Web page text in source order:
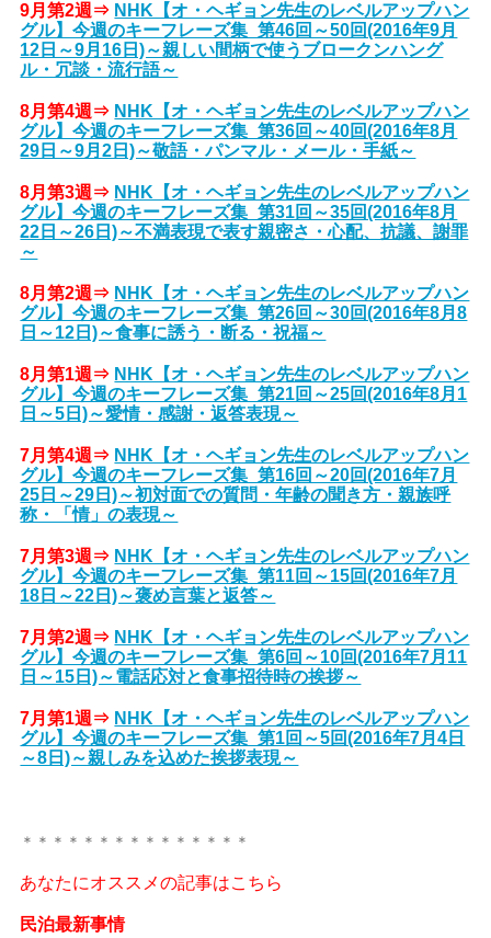
9月第2週⇒ NHK【オ・ヘギョン先生のレベルアップハン
グル】今週のキーフレーズ集_第46回～50回(2016年9月
12日～9月16日)～親しい間柄で使うブロークンハング
ル・冗談・流行語～
8月第4週⇒ NHK【オ・ヘギョン先生のレベルアップハン
グル】今週のキーフレーズ集_第36回～40回(2016年8月
29日～9月2日)～敬語・パンマル・メール・手紙～
8月第3週⇒ NHK【オ・ヘギョン先生のレベルアップハン
グル】今週のキーフレーズ集_第31回～35回(2016年8月
22日～26日)～不満表現で表す親密さ・心配、抗議、謝罪
～
8月第2週⇒ NHK【オ・ヘギョン先生のレベルアップハン
グル】今週のキーフレーズ集_第26回～30回(2016年8月8
日～12日)～食事に誘う・断る・祝福～
8月第1週⇒ NHK【オ・ヘギョン先生のレベルアップハン
グル】今週のキーフレーズ集_第21回～25回(2016年8月1
日～5日)～愛情・感謝・返答表現～
7月第4週⇒ NHK【オ・ヘギョン先生のレベルアップハン
グル】今週のキーフレーズ集_第16回～20回(2016年7月
25日～29日)～初対面での質問・年齢の聞き方・親族呼
称・「情」の表現～
7月第3週⇒ NHK【オ・ヘギョン先生のレベルアップハン
グル】今週のキーフレーズ集_第11回～15回(2016年7月
18日～22日)～褒め言葉と返答～
7月第2週⇒ NHK【オ・ヘギョン先生のレベルアップハン
グル】今週のキーフレーズ集_第6回～10回(2016年7月11
日～15日)～電話応対と食事招待時の挨拶～
7月第1週⇒ NHK【オ・ヘギョン先生のレベルアップハン
グル】今週のキーフレーズ集_第1回～5回(2016年7月4日
～8日)～親しみを込めた挨拶表現～
＊＊＊＊＊＊＊＊＊＊＊＊＊＊＊
あなたにオススメの記事はこちら
民泊最新事情